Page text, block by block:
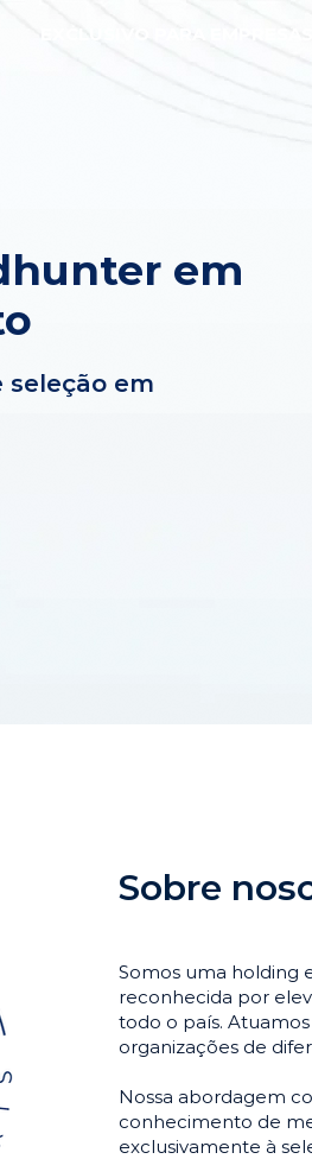
em
em
Sobre
Somos uma holding
reconhecida por
todo o país.
organizações de
Nossa abordagem
conhecimento de
exclusivamente à